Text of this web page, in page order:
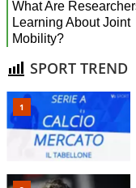
SPORT TREND